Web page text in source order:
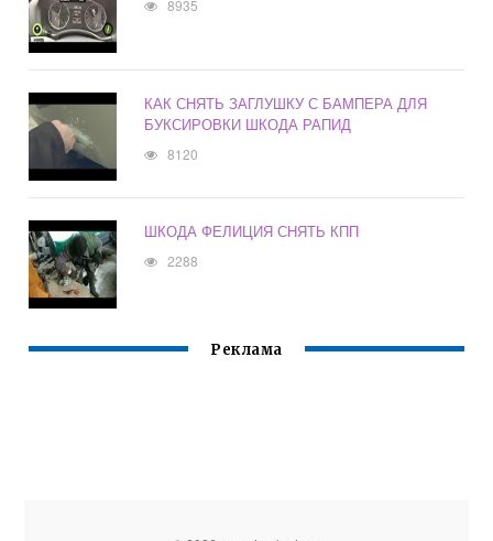
8935
КАК СНЯТЬ ЗАГЛУШКУ С БАМПЕРА ДЛЯ
БУКСИРОВКИ ШКОДА РАПИД
8120
ШКОДА ФЕЛИЦИЯ СНЯТЬ КПП
2288
Реклама